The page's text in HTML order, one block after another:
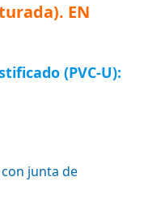
EN
(PVC-U):
junta de